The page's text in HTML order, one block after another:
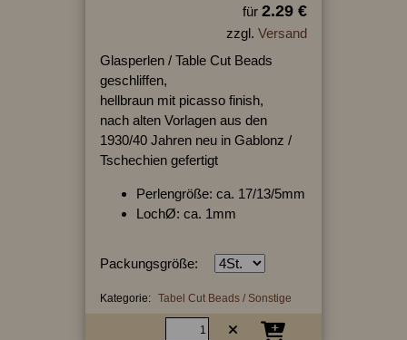
für 2.29 €
zzgl. Versand
Glasperlen / Table Cut Beads
geschliffen,
hellbraun mit picasso finish,
nach alten Vorlagen aus den
1930/40 Jahren neu in Gablonz /
Tschechien gefertigt
Perlengröße: ca. 17/13/5mm
LochØ: ca. 1mm
Packungsgröße:
Kategorie: Tabel Cut Beads / Sonstige